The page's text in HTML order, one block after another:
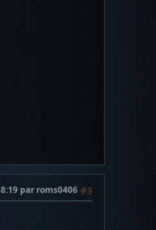
#3
par roms0406